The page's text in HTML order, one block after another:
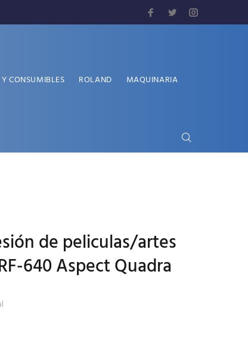
CONSUMIBLES ROLAND MAQUINARIA
de peliculas/artes
640 Aspect Quadra